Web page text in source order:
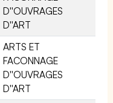
D''OUVRAGES
D''ART
ARTS ET
FACONNAGE
D''OUVRAGES
D''ART